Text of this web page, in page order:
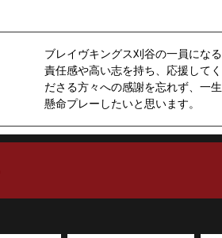
ブレイヴキングス刈谷の一員になる
責任感や高い志を持ち、応援してく
ださる方々への感謝を忘れず、一生
懸命プレーしたいと思います。